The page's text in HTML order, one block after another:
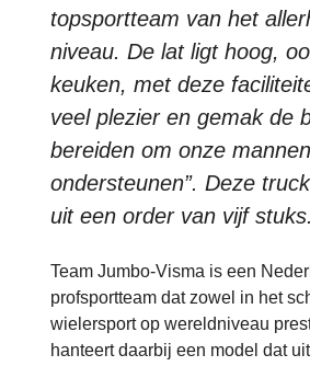
topsportteam van het
niveau. De lat ligt hoog,
keuken, met deze
veel plezier en gemak de
bereiden om onze
ondersteunen”. Deze
uit een order van vijf stuks.
Team Jumbo-Visma is een
profsportteam dat zowel in het
wielersport op wereldniveau
hanteert daarbij een model dat